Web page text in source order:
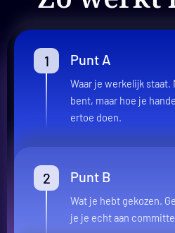
Punt A
Waar je werkelijk staat.
bent, maar hoe je
ertoe doen.
Punt B
Wat je hebt gekozen.
je je echt aan